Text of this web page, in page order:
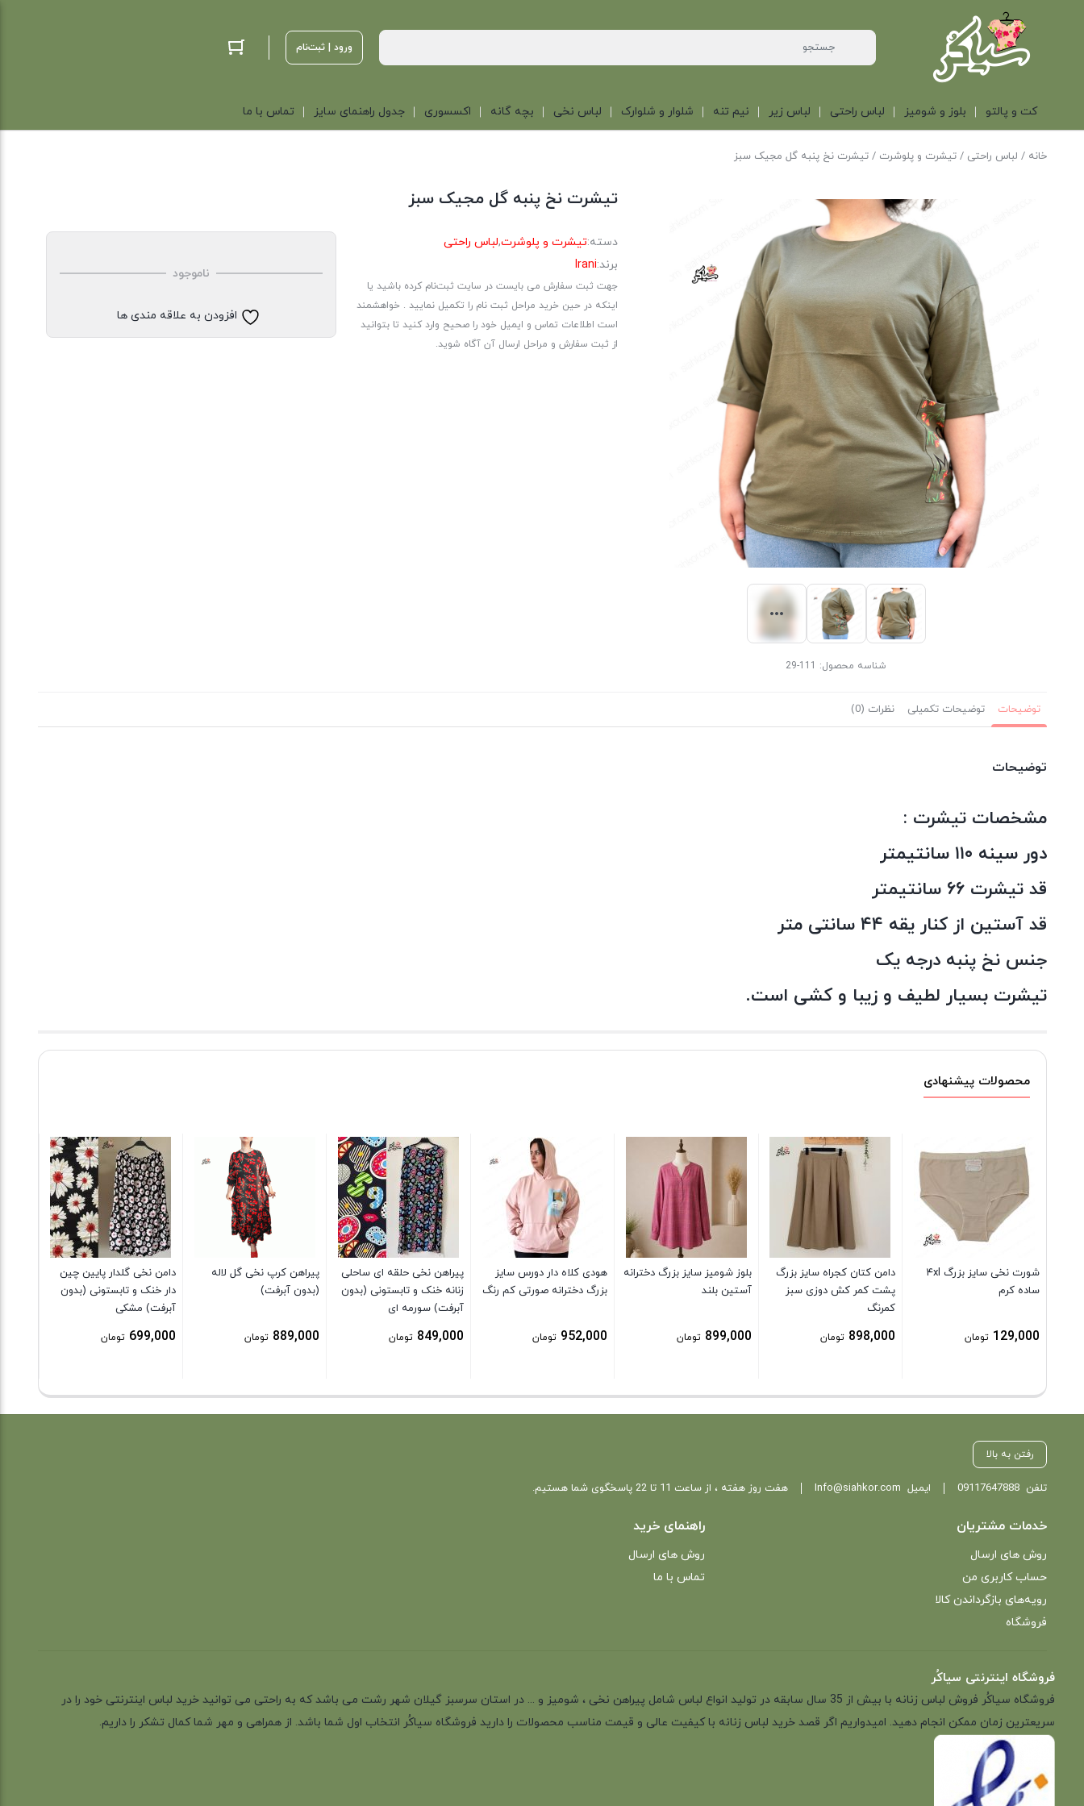
ورود | ثبت‌نام
کت و پالتو بلوز و شومیز لباس راحتی لباس زیر نیم تنه شلوار و شلوارک لباس نخی بچه گانه اکسسوری جدول راهنمای سایز تماس با ما
خانه / لباس راحتی /تیشرت و پلوشرت / تیشرت نخ پنبه گل مجیک سبز
شناسه محصول: 111-29
تیشرت نخ پنبه گل مجیک سبز
دسته:تیشرت و پلوشرت,لباس راحتی
برند:Irani
جهت ثبت سفارش می بایست در سایت ثبت‌نام کرده باشید یا
اینکه در حین خرید مراحل ثبت نام را تکمیل نمایید . خواهشمند
است اطلاعات تماس و ایمیل خود را صحیح وارد کنید تا بتوانید
از ثبت سفارش و مراحل ارسال آن آگاه شوید.
ناموجود
افزودن به علاقه مندی ها
توضیحات توضیحات تکمیلی نظرات (0)
توضیحات
مشخصات تیشرت :
دور سینه ۱۱۰ سانتیمتر
قد تیشرت ۶۶ سانتیمتر
قد آستین از کنار یقه ۴۴ سانتی متر
جنس نخ پنبه درجه یک
تیشرت بسیار لطیف و زیبا و کشی است.
محصولات پیشنهادی
شورت نخی سایز بزرگ ۴xl
ساده کرم
129,000 تومان
دامن کتان کجراه سایز بزرگ
پشت کمر کش دوزی سبز
کمرنگ
898,000 تومان
بلوز شومیز سایز بزرگ دخترانه
آستین بلند
899,000 تومان
هودی کلاه دار دورس سایز
بزرگ دخترانه صورتی کم رنگ
952,000 تومان
پیراهن نخی حلقه ای ساحلی
زنانه خنک و تابستونی (بدون
آبرفت) سورمه ای
849,000 تومان
پیراهن کرپ نخی گل لاله
(بدون آبرفت)
889,000 تومان
دامن نخی گلدار پایین چین
دار خنک و تابستونی (بدون
آبرفت) مشکی
699,000 تومان
رفتن به بالا
تلفن09117647888 ایمیل Info@siahkor.com هفت روز هفته ، از ساعت 11 تا 22 پاسخگوی شما هستیم.
خدمات مشتریان
روش های ارسال
حساب کاربری من
رویه‌های بازگرداندن کالا
فروشگاه
راهنمای خرید
روش های ارسال
تماس با ما
فروشگاه اینترنتی سیاکُر
فروشگاه سیاکُر فروش لباس زنانه با بیش از 35 سال سابقه در تولید انواع لباس شامل پیراهن نخی ، شومیز و ... در استان سرسبز گیلان شهر رشت می باشد که به راحتی می توانید خرید لباس اینترنتی خود را در
سریعترین زمان ممکن انجام دهید. امیدواریم اگر قصد خرید لباس زنانه با کیفیت عالی و قیمت مناسب محصولات را دارید فروشگاه سیاکُر انتخاب اول شما باشد. از همراهی و مهر شما کمال تشکر را داریم.